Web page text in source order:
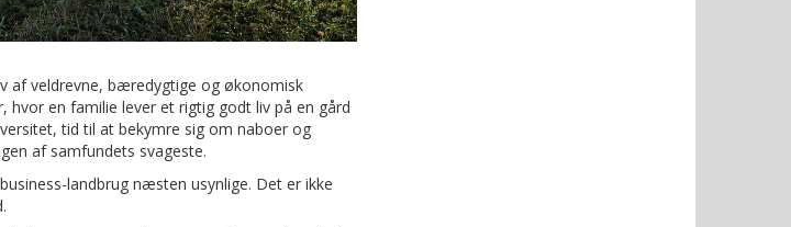
af veldrevne, bæredygtige og økonomisk
hvor en familie lever et rigtig godt liv på en gård
tid til at bekymre sig om naboer og
af samfundets svageste.
landbrug næsten usynlige. Det er ikke